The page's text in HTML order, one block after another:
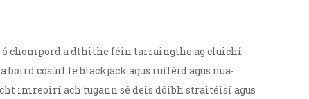
chompord a dthithe féin tarraingthe ag cluichí
cosúil le blackjack agus ruíléid agus nua-
imreoirí ach tugann sé deis dóibh straitéisí agus